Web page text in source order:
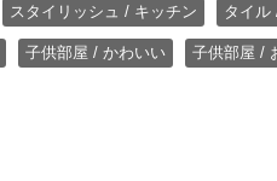
スタイリッシュ / キッチン タイル
子供部屋 / かわいい 子供部屋 /